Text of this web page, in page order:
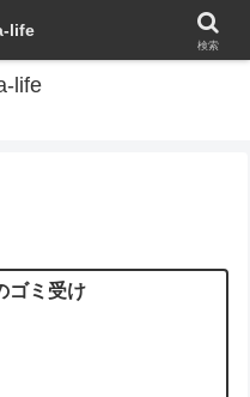
旅行で、家族時間を増やしたい
life
ゴミ受け
life
検索